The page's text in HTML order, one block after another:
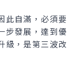
自滿，必須要
步發展，達到優
級，是第三波改